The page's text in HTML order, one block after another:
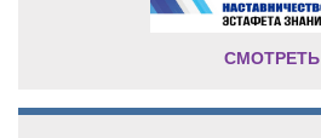
СМОТРЕТЬ